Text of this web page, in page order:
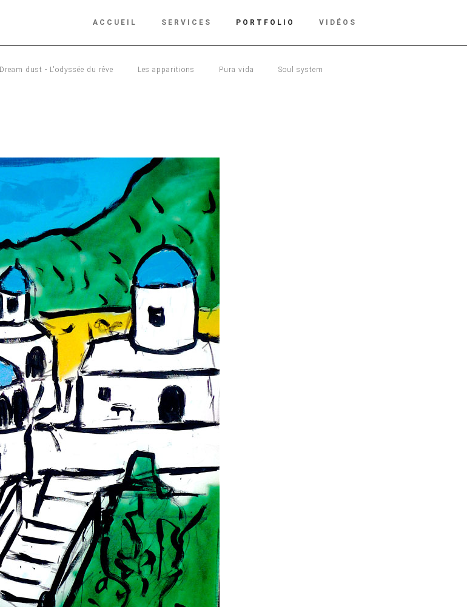
ACCUEIL SERVICES PORTFOLIO VIDÉOS
Dream dust - L'odyssée du rêve Les apparitions Pura vida
Soul system